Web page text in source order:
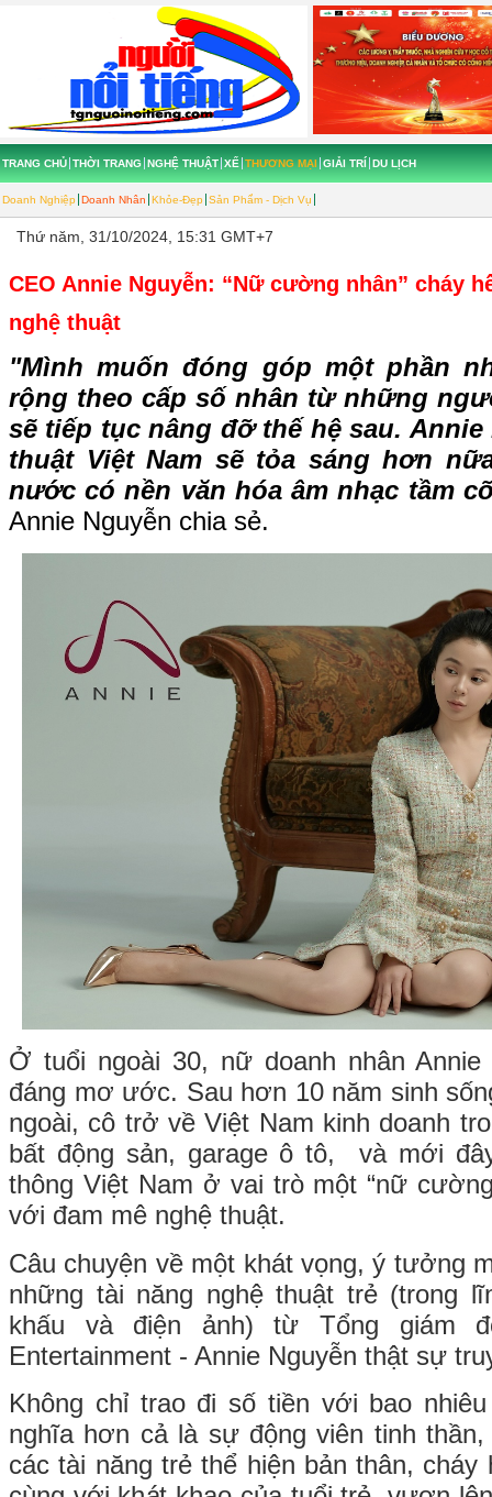
TRANG CHỦ THỜI TRANG NGHỆ THUẬT XẾ THƯƠNG MẠI
Doanh Nghiệp Doanh Nhân Khỏe-Đẹp Sản Phẩm - Dịch Vụ
GIẢI TRÍ DU LỊCH
Thứ năm, 31/10/2024, 15:31 GMT+7
CEO Annie Nguyễn: “Nữ cường nhân” cháy
nghệ thuật
"Mình muốn đóng góp một phần
rộng theo cấp số nhân từ những
sẽ tiếp tục nâng đỡ thế hệ sau.
thuật Việt Nam sẽ tỏa sáng hơn
nước có nền văn hóa âm nhạc tầm
Annie Nguyễn chia sẻ.
Ở tuổi ngoài 30, nữ doanh nhân
đáng mơ ước. Sau hơn 10 năm sinh
ngoài, cô trở về Việt Nam kinh doanh
bất động sản, garage ô tô, và mới
thông Việt Nam ở vai trò một “nữ
với đam mê nghệ thuật.
Câu chuyện về một khát vọng, ý tưởng
những tài năng nghệ thuật trẻ (trong
khấu và điện ảnh) từ Tổng giám
Entertainment - Annie Nguyễn thật sự
Không chỉ trao đi số tiền với bao
nghĩa hơn cả là sự động viên tinh
các tài năng trẻ thể hiện bản thân,